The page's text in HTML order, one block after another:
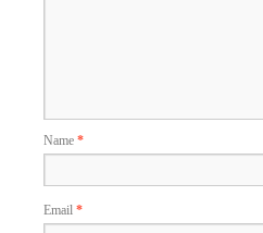
Name *
Email *